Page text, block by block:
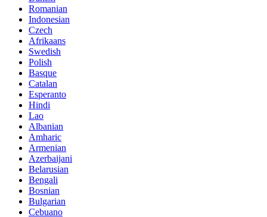
Romanian
Indonesian
Czech
Afrikaans
Swedish
Polish
Basque
Catalan
Esperanto
Hindi
Lao
Albanian
Amharic
Armenian
Azerbaijani
Belarusian
Bengali
Bosnian
Bulgarian
Cebuano